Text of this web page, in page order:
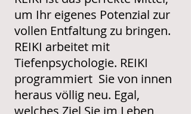
um Ihr eigenes Potenzial zur
vollen Entfaltung zu bringen.
REIKI arbeitet mit
Tiefenpsychologie. REIKI
programmiert Sie von innen
heraus völlig neu. Egal,
welches Ziel Sie im Leben